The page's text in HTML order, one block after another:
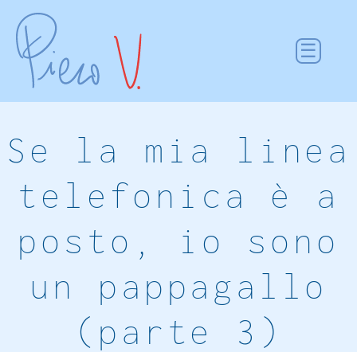
Se la mia linea
telefonica è a
posto, io sono
un pappagallo
(parte 3)